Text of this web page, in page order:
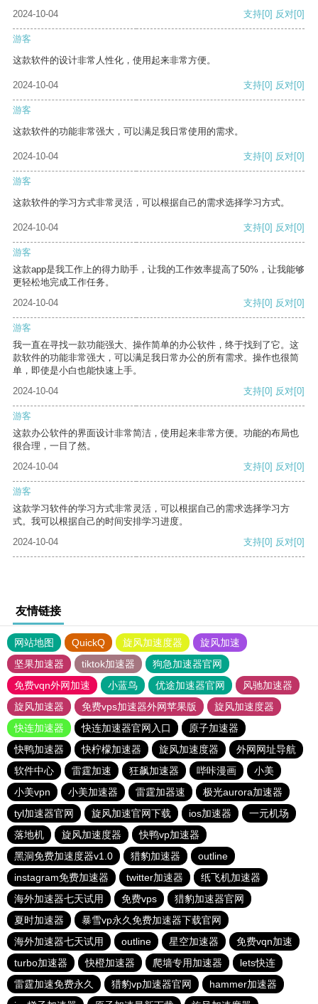
2024-10-04
支持[0] 反对[0]
游客
这款软件的设计非常人性化，使用起来非常方便。
2024-10-04 支持[0] 反对[0]
游客
这款软件的功能非常强大，可以满足我日常使用的需求。
2024-10-04 支持[0] 反对[0]
游客
这款软件的学习方式非常灵活，可以根据自己的需求选择学习方式。
2024-10-04 支持[0] 反对[0]
游客
这款app是我工作上的得力助手，让我的工作效率提高了50%，让我能够
更轻松地完成工作任务。
2024-10-04
支持[0] 反对[0]
游客
我一直在寻找一款功能强大、操作简单的办公软件，终于找到了它。这
款软件的功能非常强大，可以满足我日常办公的所有需求。操作也很简
单，即使是小白也能快速上手。
2024-10-04
支持[0] 反对[0]
游客
这款办公软件的界面设计非常简洁，使用起来非常方便。功能的布局也
很合理，一目了然。
2024-10-04
支持[0] 反对[0]
游客
这款学习软件的学习方式非常灵活，可以根据自己的需求选择学习方
式。我可以根据自己的时间安排学习进度。
2024-10-04
支持[0] 反对[0]
友情链接
网站地图 QuickQ 旋风加速度器
旋风加速
坚果加速器
tiktok加速器
狗急加速器官网
免费vqn外网加速
小蓝鸟 优途加速器官网
风驰加速器
旋风加速器
免费vps加速器外网苹果版
旋风加速度器
快连加速器
快连加速器官网入口
原子加速器
快鸭加速器
快柠檬加速器 旋风加速度器
外网网址导航
软件中心
雷霆加速 狂飙加速器 哔咔漫画
小美
小美vpn
小美加速器 雷霆加器速
极光aurora加速器
tyl加速器官网
旋风加速官网下载 ios加速器
一元机场
落地机
旋风加速度器
快鸭vp加速器
黑洞免费加速度器v1.0
猎豹加速器
outline
instagram免费加速器
twitter加速器
纸飞机加速器
海外加速器七天试用
免费vps
猎豹加速器官网
夏时加速器
暴雪vp永久免费加速器下载官网
海外加速器七天试用
outline 星空加速器
免费vqn加速
turbo加速器
快橙加速器 爬墙专用加速器
lets快连
雷霆加速免费永久
猎豹vp加速器官网
hammer加速器